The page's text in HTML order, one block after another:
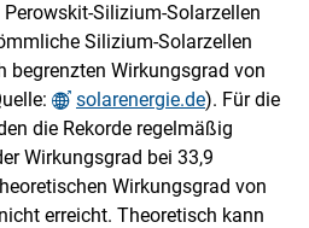
Silizium-Solarzellen
Silizium-Solarzellen
begrenzten Wirkungsgrad von
solarenergie.de). Für die
die Rekorde regelmäßig
Wirkungsgrad bei 33,9
Wirkungsgrad von
erreicht. Theoretisch kann